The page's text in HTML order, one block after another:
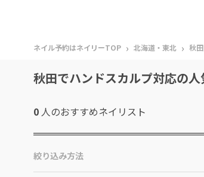
ネイル予約はネイリーTOP › 北海道・東北 › 秋
秋田でハンドスカルプ対応の
0 人のおすすめネイリスト
絞り込み方法